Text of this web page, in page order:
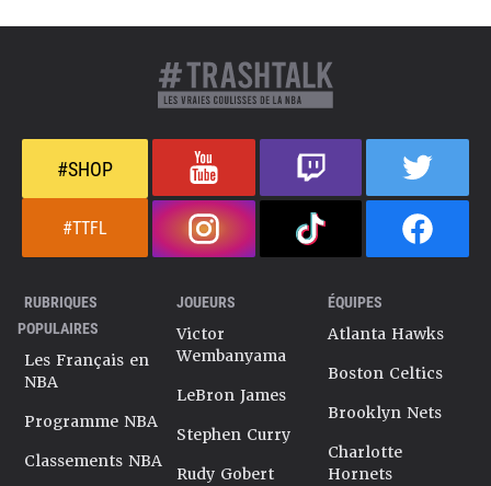
#SHOP
#TTFL
RUBRIQUES
POPULAIRES
Les Français en
NBA
Programme NBA
Classements NBA
JOUEURS
Victor
Wembanyama
LeBron James
Stephen Curry
Rudy Gobert
ÉQUIPES
Atlanta Hawks
Boston Celtics
Brooklyn Nets
Charlotte
Hornets